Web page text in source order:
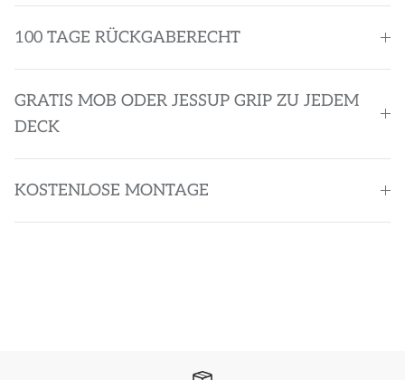
100 TAGE RÜCKGABERECHT
GRATIS MOB ODER JESSUP GRIP ZU JEDEM
DECK
KOSTENLOSE MONTAGE